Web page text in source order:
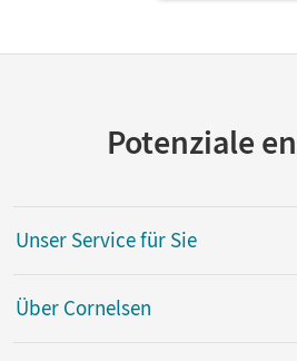
Potenziale
Unser Service für Sie
Über Cornelsen